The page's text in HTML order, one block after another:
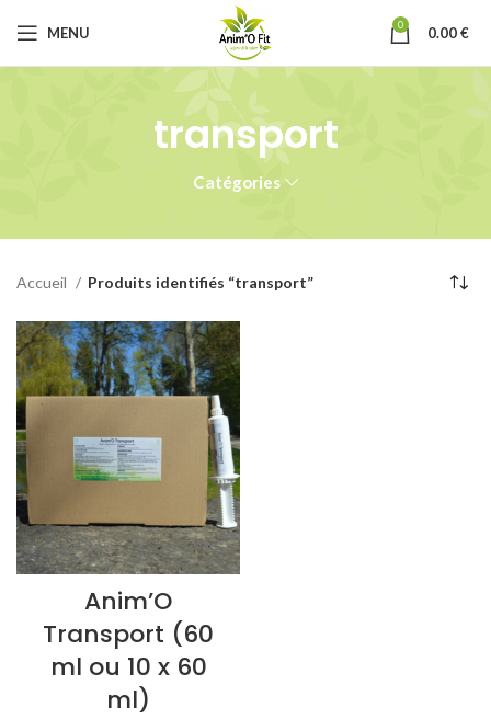
MENU 0 0.00€
transport
Catégories
Accueil Produits identifiés “transport”
Anim’O
Transport (60
ml ou 10 x 60
ml)